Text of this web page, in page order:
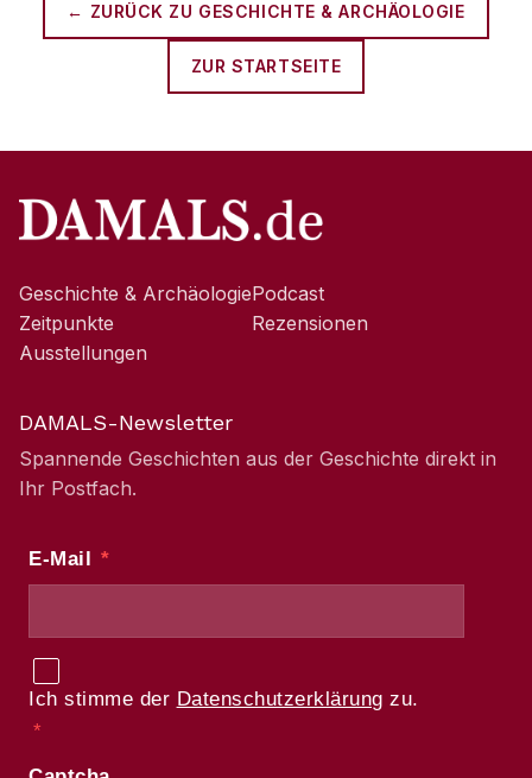
← ZURÜCK ZU GESCHICHTE & ARCHÄOLOGIE
ZUR STARTSEITE
Geschichte & Archäologie
Zeitpunkte
Ausstellungen
Podcast
Rezensionen
DAMALS-Newsletter
Spannende Geschichten aus der Geschichte direkt in
Ihr Postfach.